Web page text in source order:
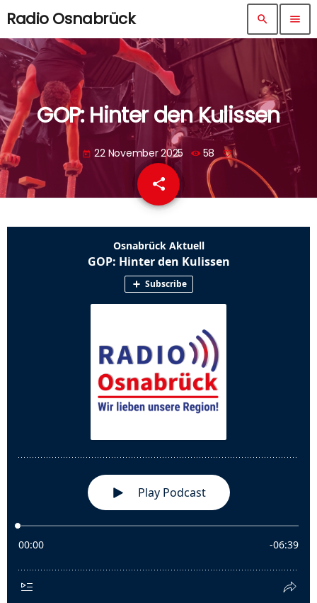
Radio Osnabrück search menu
GOP: Hinter den Kulissen
today 22 November 2025 58
share
email